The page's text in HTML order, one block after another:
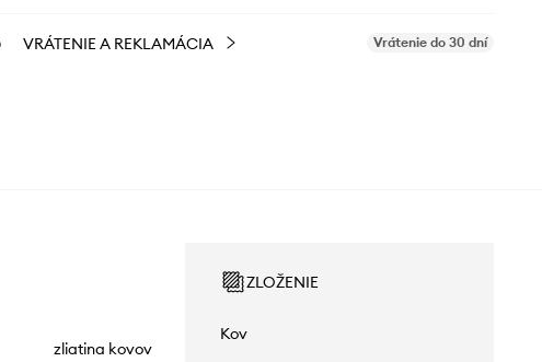
VRÁTENIE A REKLAMÁCIA Vrátenie do 30 dní
zliatina kovov
ZLOŽENIE
Kov